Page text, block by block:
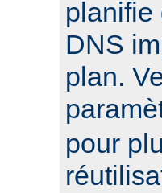
planifie
DNS
plan.
pour